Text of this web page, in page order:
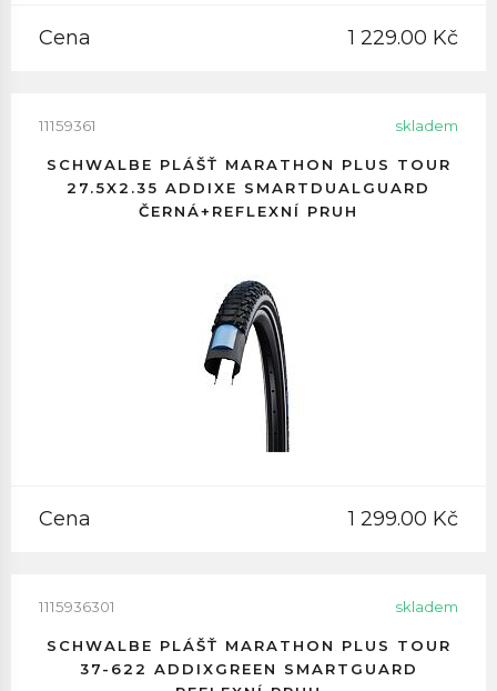
Cena 1 229.00 Kč
11159361 skladem
SCHWALBE PLÁŠŤ MARATHON PLUS TOUR
27.5X2.35 ADDIXE SMARTDUALGUARD
ČERNÁ+REFLEXNÍ PRUH
Cena 1 299.00 Kč
1115936301 skladem
SCHWALBE PLÁŠŤ MARATHON PLUS TOUR
37-622 ADDIXGREEN SMARTGUARD